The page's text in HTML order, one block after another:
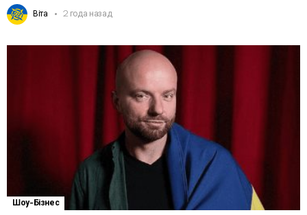
Віта 2 года назад
Шоу-Бізнес